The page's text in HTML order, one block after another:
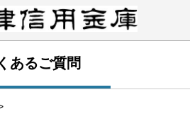
あるご質問